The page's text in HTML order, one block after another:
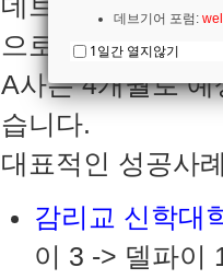
데브기어 마이그
으로 마이그레이
A사는 4개월로
습니다.
대표적인 성공사
감리교 신학대
이 3 -> 델파이
데브기어 포럼:
1일간 열지않기